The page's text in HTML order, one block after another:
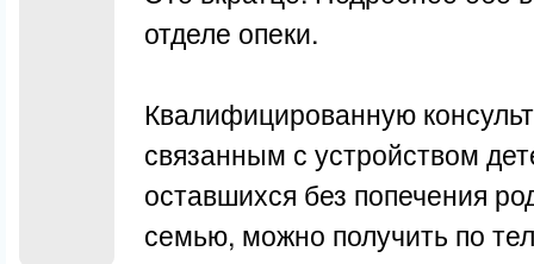
отделе опеки.
Квалифицированную
связанным с устройством
оставшихся без попечения
семью, можно получить по